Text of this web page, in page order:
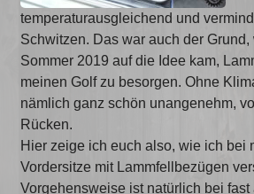
temperaturausgleichend und
Schwitzen. Das war auch der
Sommer 2019 auf die Idee kam,
meinen Golf zu besorgen. Ohne
nämlich ganz schön unangenehm,
Rücken.
Hier zeige ich euch also, wie ich bei
Vordersitze mit Lammfellbezügen
Vorgehensweise ist natürlich bei